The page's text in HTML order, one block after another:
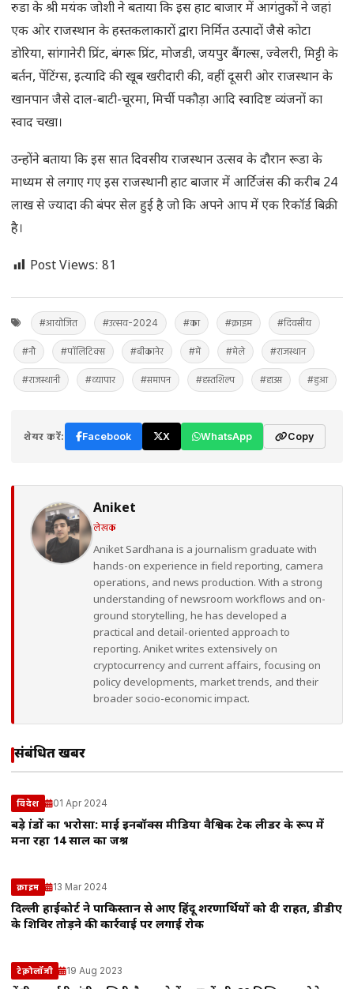
रुडा के श्री मयंक जोशी ने बताया कि इस हाट बाजार में आगंतुकों ने जहां
एक ओर राजस्थान के हस्तकलाकारों द्वारा निर्मित उत्पादों जैसे कोटा
डोरिया, सांगानेरी प्रिंट, बंगरू प्रिंट, मोजडी, जयपुर बैंगल्स, ज्वेलरी, मिट्टी के
बर्तन, पेंटिंग्स, इत्यादि की खूब खरीदारी की, वहीं दूसरी ओर राजस्थान के
खानपान जैसे दाल-बाटी-चूरमा, मिर्ची पकौड़ा आदि स्वादिष्ट व्यंजनों का
स्वाद चखा।
उन्होंने बताया कि इस सात दिवसीय राजस्थान उत्सव के दौरान रूडा के
माध्यम से लगाए गए इस राजस्थानी हाट बाजार में आर्टिजंस की करीब 24
लाख से ज्यादा की बंपर सेल हुई है जो कि अपने आप में एक रिकॉर्ड बिक्री
है।
Post Views: 81
#आयोजित #उत्सव-2024 #का #क्राइम #दिवसीय
#नौ #पॉलिटिक्स #बीकानेर #में #मेले #राजस्थान
#राजस्थानी #व्यापार #समापन #हस्तशिल्प #हाउस #हुआ
शेयर करें: Facebook X WhatsApp Copy
Aniket
लेखक
Aniket Sardhana is a journalism graduate with
hands-on experience in field reporting, camera
operations, and news production. With a strong
understanding of newsroom workflows and on-
ground storytelling, he has developed a
practical and detail-oriented approach to
reporting. Aniket writes extensively on
cryptocurrency and current affairs, focusing on
policy developments, market trends, and their
broader socio-economic impact.
संबंधित खबरें
विदेश 01 Apr 2024
बड़े ब्रांडों का भरोसा: माई इनबॉक्स मीडिया वैश्विक टेक लीडर के रूप में
मना रहा 14 साल का जश्न
क्राइम 13 Mar 2024
दिल्ली हाईकोर्ट ने पाकिस्तान से आए हिंदू शरणार्थियों को दी राहत, डीडीए
के शिविर तोड़ने की कार्रवाई पर लगाई रोक
टेक्नोलॉजी 19 Aug 2023